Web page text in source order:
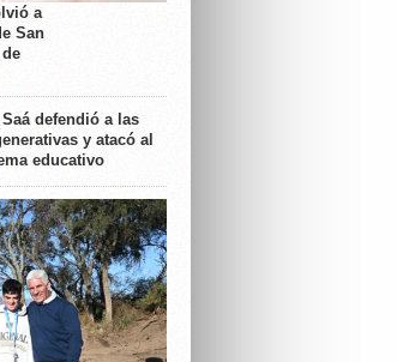
a
San
defendió a las
y atacó al
educativo